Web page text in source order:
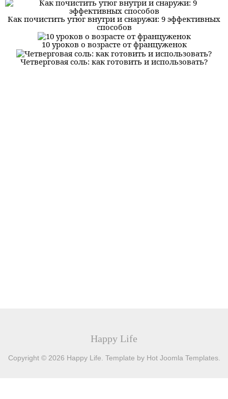
Как почистить утюг внутри и снаружи: 9 эффективных
способов
10 уроков о возрасте от француженок
Четверговая соль: как готовить и использовать?
Happy Life
Copyright © 2026 Happy Life. Template by Hot Joomla Templates.